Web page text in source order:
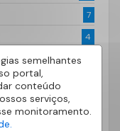
semelhantes
portal,
conteúdo
serviços,
monitoramento.
7
4